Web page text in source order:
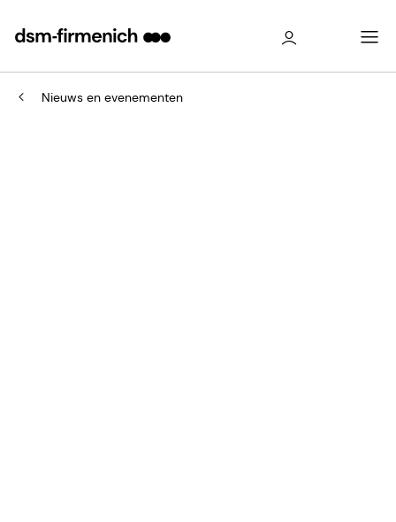
Nieuws en evenementen